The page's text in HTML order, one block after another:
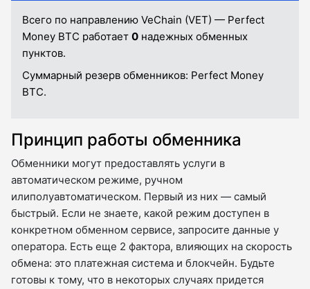
Всего по направлению VeChain (VET) — Perfect
Money BTC работает 0 надежных обменных
пунктов.
Суммарный резерв обменников: Perfect Money
BTC.
Принцип работы обменника
Обменники могут предоставлять услуги в
автоматическом режиме, ручном
илиполуавтоматическом. Первый из них — самый
быстрый. Если не знаете, какой режим доступен в
конкретном обменном сервисе, запросите данные у
оператора. Есть еще 2 фактора, влияющих на скорость
обмена: это платежная система и блокчейн. Будьте
готовы к тому, что в некоторых случаях придется